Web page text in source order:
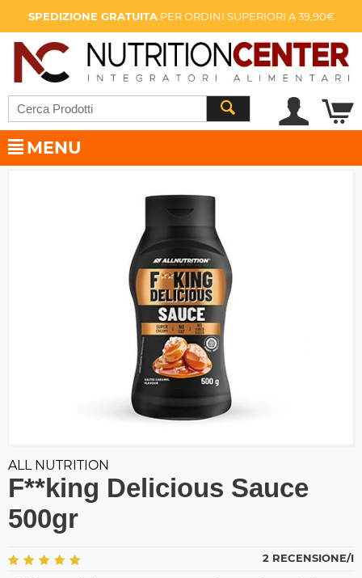
SPEDIZIONE GRATUITAPER ORDINI SUPERIORI A 39,90€
MENU
ALL NUTRITION
F**king Delicious Sauce
500gr
2 RECENSIONE/I